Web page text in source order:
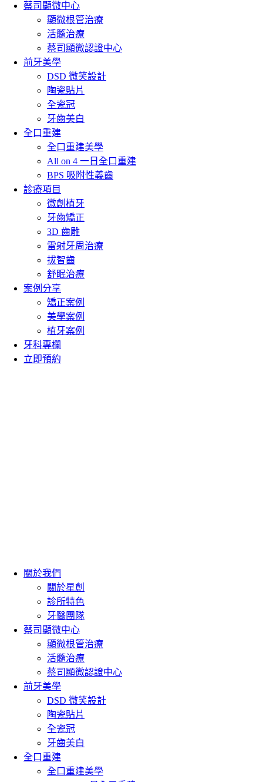
蔡司顯微中心
顯微根管治療
活髓治療
蔡司顯微認證中心
前牙美學
DSD 微笑設計
陶瓷貼片
全瓷冠
牙齒美白
全口重建
全口重建美學
All on 4 一日全口重建
BPS 吸附性義齒
診療項目
微創植牙
牙齒矯正
3D 齒雕
雷射牙周治療
拔智齒
舒眠治療
案例分享
矯正案例
美學案例
植牙案例
牙科專欄
立即預約
關於我們
關於星創
診所特色
牙醫團隊
蔡司顯微中心
顯微根管治療
活髓治療
蔡司顯微認證中心
前牙美學
DSD 微笑設計
陶瓷貼片
全瓷冠
牙齒美白
全口重建
全口重建美學